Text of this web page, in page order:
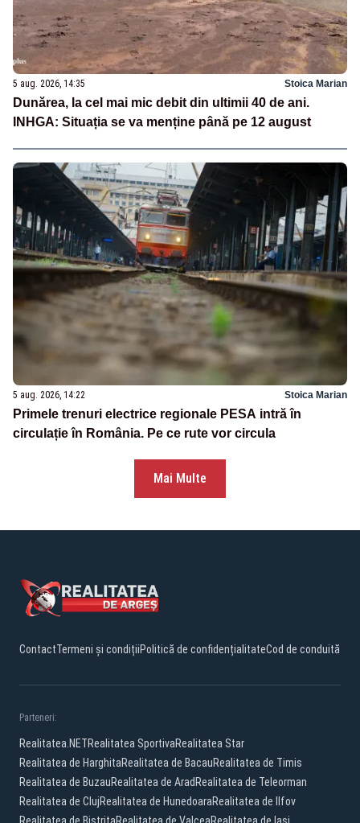
5 aug. 2026, 14:35 Stoica Marian
Dunărea, la cel mai mic debit din ultimii 40 de ani.
INHGA: Situația se va menține până pe 12 august
5 aug. 2026, 14:22 Stoica Marian
Primele trenuri electrice regionale PESA intră în
circulație în România. Pe ce rute vor circula
Mai Multe
ContactTermeni și condițiiPolitică de confidențialitateCod de conduită
Parteneri:
Realitatea.NETRealitatea SportivaRealitatea Star
Realitatea de HarghitaRealitatea de BacauRealitatea de Timis
Realitatea de BuzauRealitatea de Arad Realitatea de Teleorman
Realitatea de ClujRealitatea de HunedoaraRealitatea de Ilfov